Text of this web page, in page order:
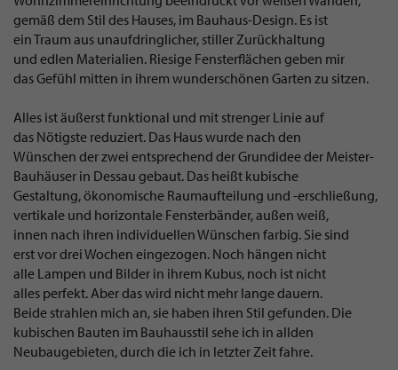
gemäß dem Stil des Hauses, im Bauhaus-Design. Es ist
ein Traum aus unaufdringlicher, stiller Zurückhaltung
und edlen Materialien. Riesige Fensterflächen geben mir
das Gefühl mitten in ihrem wunderschönen Garten zu sitzen.
Alles ist äußerst funktional und mit strenger Linie auf
das Nötigste reduziert. Das Haus wurde nach den
Wünschen der zwei entsprechend der Grundidee der Meister-
Bauhäuser in Dessau gebaut. Das heißt kubische
Gestaltung, ökonomische Raumaufteilung und -erschließung,
vertikale und horizontale Fensterbänder, außen weiß,
innen nach ihren individuellen Wünschen farbig. Sie sind
erst vor drei Wochen eingezogen. Noch hängen nicht
alle Lampen und Bilder in ihrem Kubus, noch ist nicht
alles perfekt. Aber das wird nicht mehr lange dauern.
Beide strahlen mich an, sie haben ihren Stil gefunden. Die
kubischen Bauten im Bauhausstil sehe ich in allden
Neubaugebieten, durch die ich in letzter Zeit fahre.